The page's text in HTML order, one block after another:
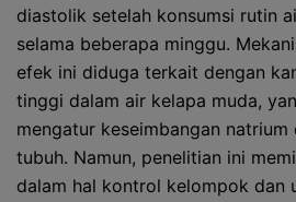
diastolik setelah konsumsi rutin
selama beberapa minggu.
efek ini diduga terkait dengan
tinggi dalam air kelapa muda,
mengatur keseimbangan natrium
tubuh. Namun, penelitian ini
dalam hal kontrol kelompok dan